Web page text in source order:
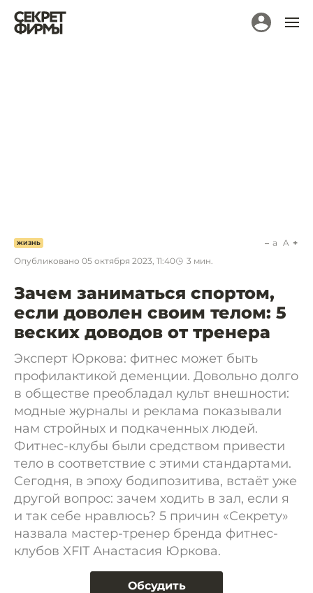
ЖИЗНЬ
Опубликовано 05 октября 2023, 11:40 3 мин.
a A
Зачем заниматься спортом,
если доволен своим телом: 5
веских доводов от тренера
Эксперт Юркова: фитнес может быть
профилактикой деменции. Довольно долго
в обществе преобладал культ внешности:
модные журналы и реклама показывали
нам стройных и подкаченных людей.
Фитнес-клубы были средством привести
тело в соответствие с этими стандартами.
Сегодня, в эпоху бодипозитива, встаёт уже
другой вопрос: зачем ходить в зал, если я
и так себе нравлюсь? 5 причин «Секрету»
назвала мастер-тренер бренда фитнес-
клубов XFIT Анастасия Юркова.
Обсудить